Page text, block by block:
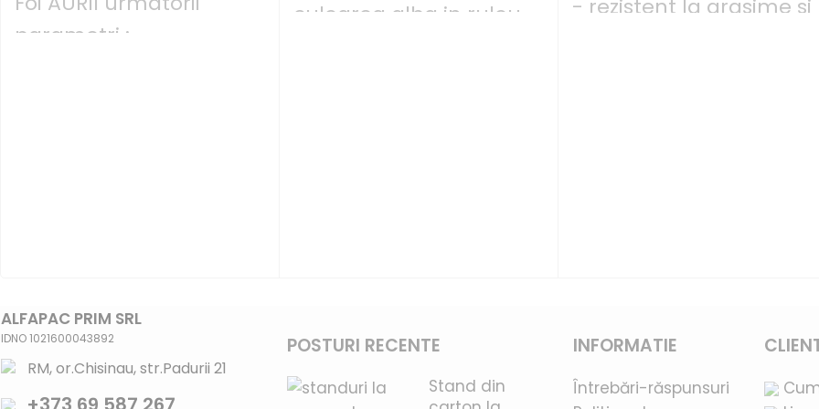
parametri :
culoarea alba in rulou
- rezistent la grasime si
ALFAPAC PRIM SRL
IDNO 1021600043892
RM, or.Chisinau, str.Padurii 21
POSTURI RECENTE
Stand din
INFORMATIE
Întrebări-răspunsuri